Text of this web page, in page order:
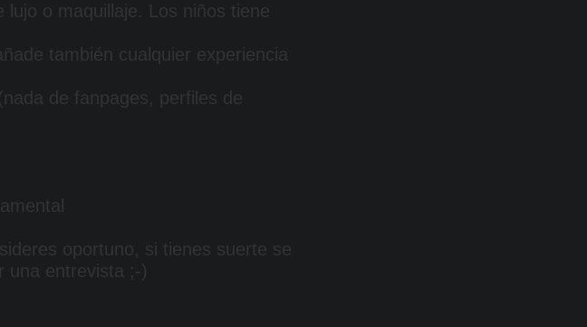
o maquillaje. Los niños tiene
también cualquier experiencia
de fanpages, perfiles de
oportuno, si tienes suerte se
una entrevista ;-)